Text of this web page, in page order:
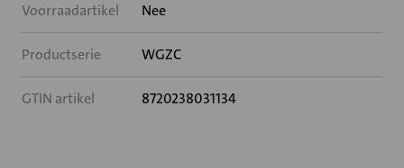
Voorraadartikel Nee
Productserie WGZC
GTIN artikel 8720238031134